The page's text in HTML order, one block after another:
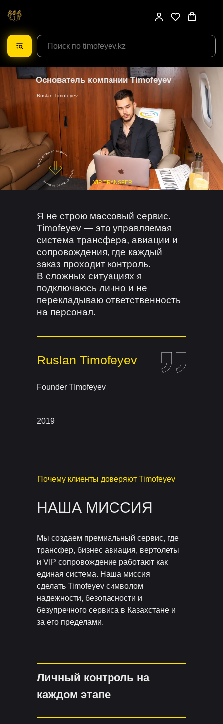
Основатель компании Timofeyev
Ruslan Timofeyev
VIP TRANSFER
Я не строю массовый сервис.
Timofeyev — это управляемая
система трансфера, авиации и
сопровождения, где каждый
заказ проходит контроль.
В сложных ситуациях я
подключаюсь лично и не
перекладываю ответственность
на персонал.
Ruslan Timofeyev
Founder TImofeyev
2019
НАША МИССИЯ
Мы создаем премиальный сервис, где
трансфер, бизнес авиация, вертолеты
и VIP сопровождение работают как
единая система. Наша миссия
сделать Timofeyev символом
надежности, безопасности и
безупречного сервиса в Казахстане и
за его пределами.
Почему клиенты доверяют Timofeyev
Личный контроль на
каждом этапе